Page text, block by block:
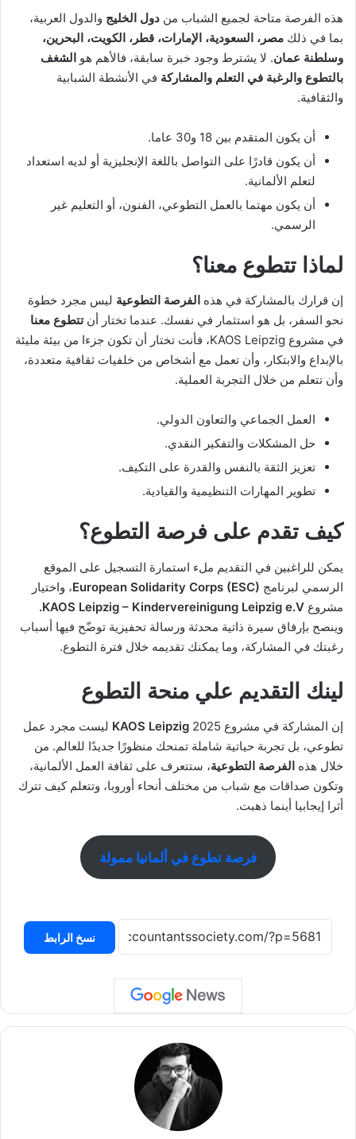
هذه الفرصة متاحة لجميع الشباب من دول الخليج والدول العربية،
بما في ذلك مصر، السعودية، الإمارات، قطر، الكويت، البحرين،
وسلطنة عمان. لا يشترط وجود خبرة سابقة، فالأهم هو الشغف
بالتطوع والرغبة في التعلم والمشاركة في الأنشطة الشبابية
والثقافية.
أن يكون المتقدم بين 18 و30 عاما.
أن يكون قادرًا على التواصل باللغة الإنجليزية أو لديه استعداد
لتعلم الألمانية.
أن يكون مهتما بالعمل التطوعي، الفنون، أو التعليم غير
الرسمي.
لماذا تتطوع معنا؟
إن قرارك بالمشاركة في هذه الفرصة التطوعية ليس مجرد خطوة
نحو السفر، بل هو استثمار في نفسك. عندما تختار أنتتطوع معنا
في مشروع KAOS Leipzig، فأنت تختار أن تكون جزءا من بيئة مليئة
بالإبداع والابتكار، وأن تعمل مع أشخاص من خلفيات ثقافية متعددة،
وأن تتعلم من خلال التجربة العملية.
العمل الجماعي والتعاون الدولي.
حل المشكلات والتفكير النقدي.
تعزيز الثقة بالنفس والقدرة على التكيف.
تطوير المهارات التنظيمية والقيادية.
كيف تقدم على فرصة التطوع؟
يمكن للراغبين في التقديم ملء استمارة التسجيل على الموقع
الرسمي لبرنامج European Solidarity Corps (ESC)، واختيار
مشروع KAOS Leipzig – Kindervereinigung Leipzig e.V.
وينصح بإرفاق سيرة ذاتية محدثة ورسالة تحفيزية توضّح فيها أسباب
رغبتك في المشاركة، وما يمكنك تقديمه خلال فترة التطوع.
لينك التقديم علي منحة التطوع
إن المشاركة في مشروع KAOS Leipzig 2025 ليست مجرد عمل
تطوعي، بل تجربة حياتية شاملة تمنحك منظورًا جديدًا للعالم. من
خلال هذه الفرصة التطوعية، ستتعرف على ثقافة العمل الألمانية،
وتكون صداقات مع شباب من مختلف أنحاء أوروبا، وتتعلم كيف تترك
أثرا إيجابيا أينما ذهبت.
فرصة تطوع في ألمانيا ممولة
نسخ الرابط